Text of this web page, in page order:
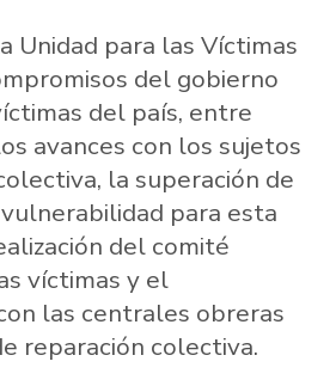
Unidad para las Víctimas
del gobierno
del país, entre
avances con los sujetos
la superación de
para esta
del comité
víctimas y el
las centrales obreras
reparación colectiva.